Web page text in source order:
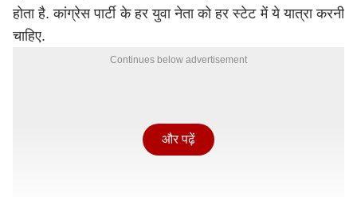
होता है. कांग्रेस पार्टी के हर युवा नेता को हर स्टेट में ये यात्रा करनी
चाहिए.
Continues below advertisement
और पढ़ें